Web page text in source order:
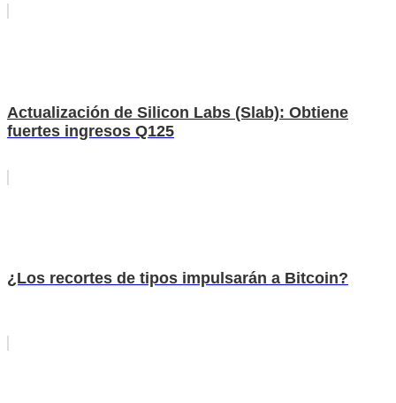
Actualización de Silicon Labs (Slab): Obtiene
fuertes ingresos Q125
¿Los recortes de tipos impulsarán a Bitcoin?